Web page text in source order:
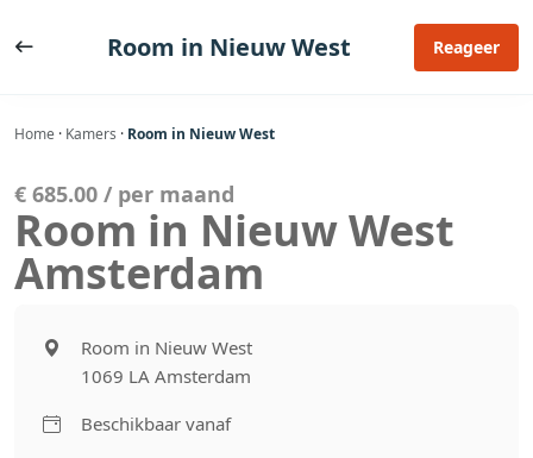
naar
Room in Nieuw West Reageer
Home · Kamers · Room in Nieuw West
€ 685.00 / per maand
Room in Nieuw West
Amsterdam
Room in Nieuw West
1069 LA Amsterdam
Beschikbaar vanaf